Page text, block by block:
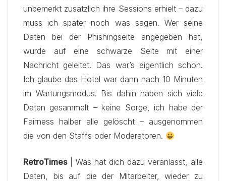
unbemerkt zusätzlich ihre Sessions erhielt – dazu
muss ich später noch was sagen. Wer seine
Daten bei der Phishingseite angegeben hat,
wurde auf eine schwarze Seite mit einer
Nachricht geleitet. Das war’s eigentlich schon.
Ich glaube das Hotel war dann nach 10 Minuten
im Wartungsmodus. Bis dahin haben sich viele
Daten gesammelt – keine Sorge, ich habe der
Fairness halber alle gelöscht – ausgenommen
die von den Staffs oder Moderatoren.
RetroTimes| Was hat dich dazu veranlasst, alle
Daten, bis auf die der Mitarbeiter, wieder zu